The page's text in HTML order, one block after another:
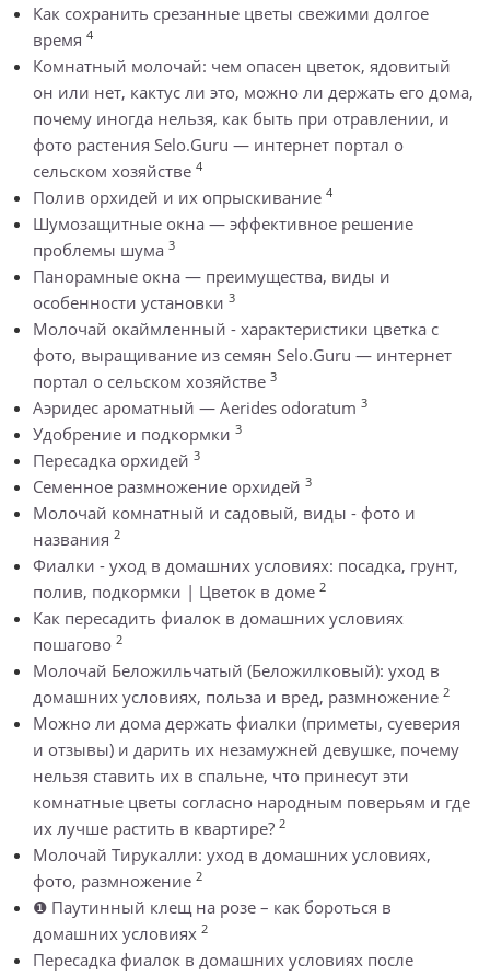
Как сохранить срезанные цветы свежими долгое
время 4
Комнатный молочай: чем опасен цветок, ядовитый
он или нет, кактус ли это, можно ли держать его дома,
почему иногда нельзя, как быть при отравлении, и
фото растения Selo.Guru — интернет портал о
сельском хозяйстве 4
Полив орхидей и их опрыскивание 4
Шумозащитные окна — эффективное решение
проблемы шума 3
Панорамные окна — преимущества, виды и
особенности установки 3
Молочай окаймленный - характеристики цветка с
фото, выращивание из семян Selo.Guru — интернет
портал о сельском хозяйстве 3
Аэридес ароматный — Aerides odoratum 3
Удобрение и подкормки 3
Пересадка орхидей 3
Семенное размножение орхидей 3
Молочай комнатный и садовый, виды - фото и
названия 2
Фиалки - уход в домашних условиях: посадка, грунт,
полив, подкормки | Цветок в доме 2
Как пересадить фиалок в домашних условиях
пошагово 2
Молочай Беложильчатый (Беложилковый): уход в
домашних условиях, польза и вред, размножение 2
Можно ли дома держать фиалки (приметы, суеверия
и отзывы) и дарить их незамужней девушке, почему
нельзя ставить их в спальне, что принесут эти
комнатные цветы согласно народным поверьям и где
их лучше растить в квартире? 2
Молочай Тирукалли: уход в домашних условиях,
фото, размножение 2
❶ Паутинный клещ на розе – как бороться в
домашних условиях 2
Пересадка фиалок в домашних условиях после